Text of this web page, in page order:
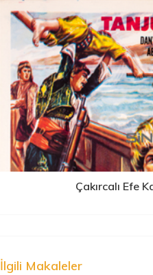
Çakırcalı Efe
İlgili Makaleler